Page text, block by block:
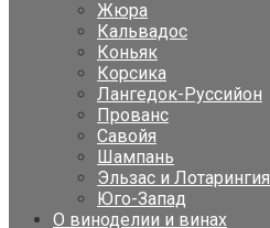
Жюра
Кальвадос
Коньяк
Корсика
Лангедок-Руссийон
Прованс
Савойя
Шампань
Эльзас и Лотарингия
Юго-Запад
О виноделии и винах